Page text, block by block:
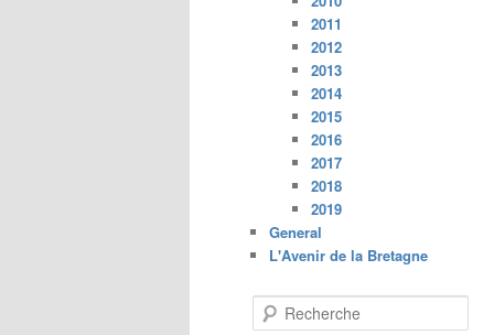
2011
2012
2013
2014
2015
2016
2017
2018
2019
General
L'Avenir de la Bretagne
e